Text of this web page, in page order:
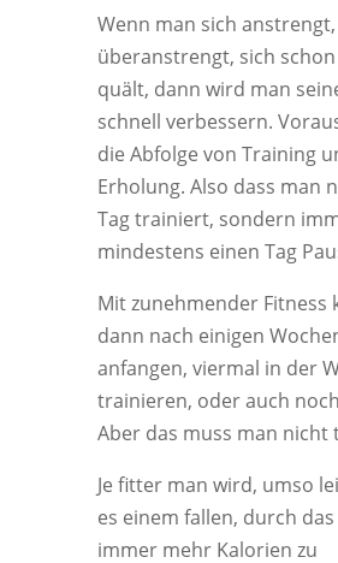
Wenn man sich
überanstrengt, sich
quält, dann wird man
schnell verbessern.
die Abfolge von Training
Erholung. Also dass man
Tag trainiert, sondern
mindestens einen Tag
Mit zunehmender Fitness
dann nach einigen
anfangen, viermal in der
trainieren, oder auch
Aber das muss man nicht
Je fitter man wird, umso
es einem fallen, durch
immer mehr Kalorien zu